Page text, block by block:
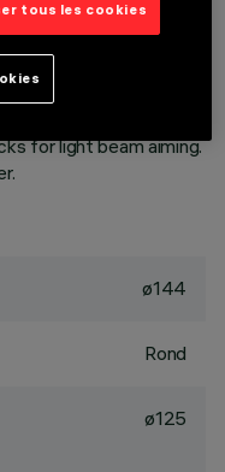
metallised with
protective layer.
zinc-plated sheet
for light beam aiming.
ø144
Rond
ø125
tous les cookies